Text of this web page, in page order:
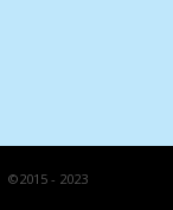
©2015 - 2023